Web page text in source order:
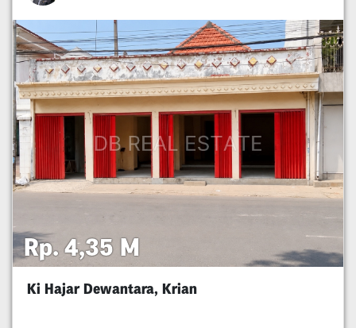
Rp. 4,35 M
Ki Hajar Dewantara, Krian